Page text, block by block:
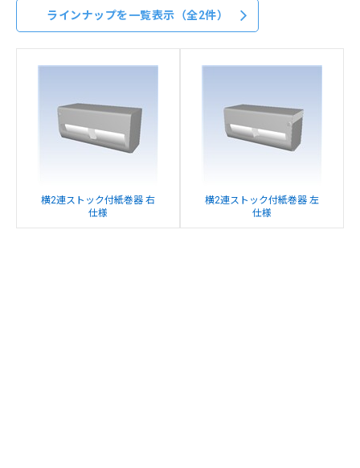
ラインナップを一覧表示（全2件）
横2連ストック付紙巻器 右
仕様
横2連ストック付紙巻器 左
仕様